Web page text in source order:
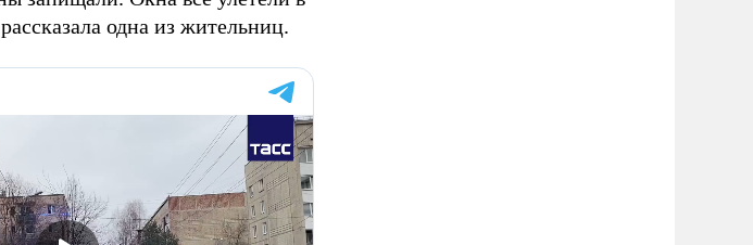
одна из жительниц.